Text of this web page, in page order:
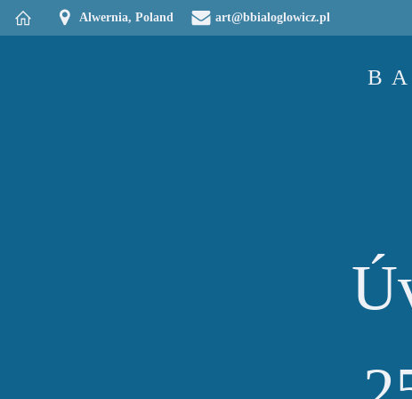
Przejdź
Alwernia, Poland art@bbialoglowicz.pl